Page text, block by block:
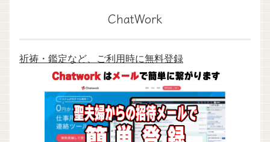
ChatWork
祈祷・鑑定など、ご利用時に無料登録